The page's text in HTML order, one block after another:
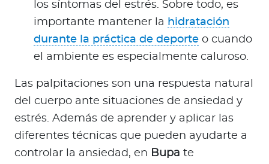
los síntomas del estrés. Sobre todo, es
importante mantener la hidratación
durante la práctica de deporte o cuando
el ambiente es especialmente caluroso.
Las palpitaciones son una respuesta natural
del cuerpo ante situaciones de ansiedad y
estrés. Además de aprender y aplicar las
diferentes técnicas que pueden ayudarte a
controlar la ansiedad, en Bupa te